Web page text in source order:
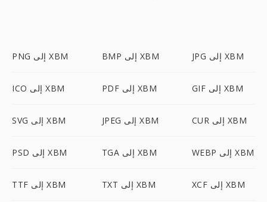
PNG إلى XBM BMP إلى XBM JPG إلى XBM
ICO إلى XBM PDF إلى XBM GIF إلى XBM
SVG إلى XBM JPEG إلى XBM CUR إلى XBM
PSD إلى XBM TGA إلى XBM WEBP إلى XBM
TTF إلى XBM TXT إلى XBM XCF إلى XBM